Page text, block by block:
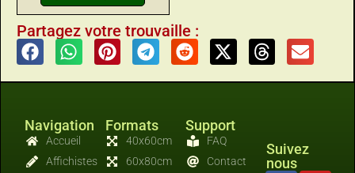
Partagez votre trouvaille :
Navigation
Accueil
Affichistes
Formats
40x60cm
60x80cm
Support
FAQ
Contact
Suivez
nous